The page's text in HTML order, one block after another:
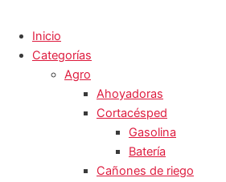
Inicio
Categorías
Agro
Ahoyadoras
Cortacésped
Gasolina
Batería
Cañones de riego